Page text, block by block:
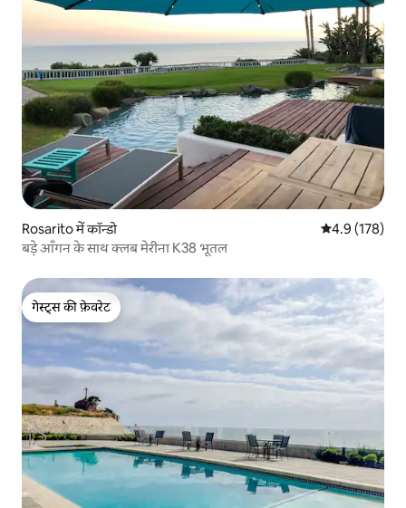
Rosarito में कॉन्डो औसत रेटिंग 5 में
4.9 (178)
बड़े आँगन के साथ क्लब मेरीना K38 भूतल
गेस्ट्स की फ़ेवरेट
गेस्ट्स की फ़ेवरेट